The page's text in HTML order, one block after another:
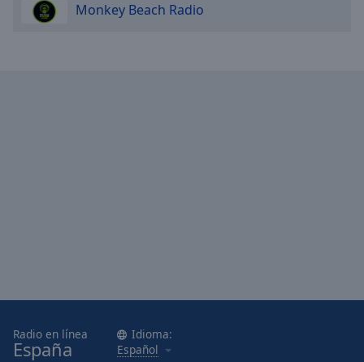
Monkey Beach Radio
Radio en línea
España
Idioma:
Español